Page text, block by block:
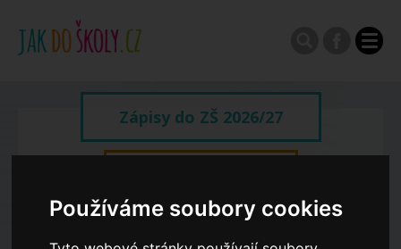
Používáme soubory cookies
Zápisy do ZŠ 2026/27